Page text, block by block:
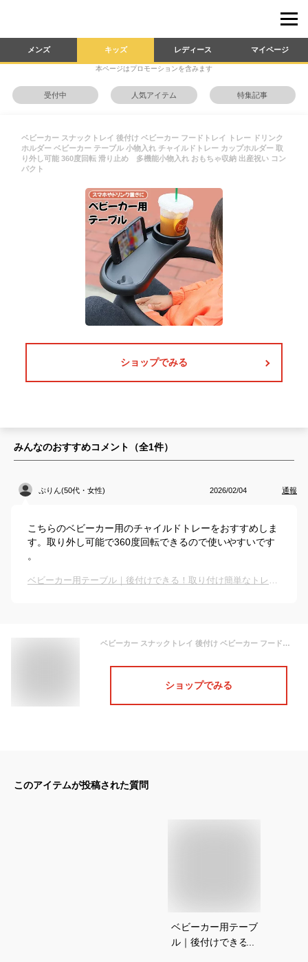
メンズ キッズ レディース マイページ
本ページはプロモーションを含みます
受付中 人気アイテム 特集記事
ベビーカー スナックトレイ 後付け ベビーカー フードトレイ トレー ドリンク
ホルダー ベビーカー テーブル 小物入れ チャイルドトレー カップホルダー 取
り外し可能 360度回転 滑り止め 多機能小物入れ おもちゃ収納 出産祝い コン
パクト
ショップでみる
みんなのおすすめコメント（全1件）
ぷりん(50代・女性) 2026/02/04 通報
こちらのベビーカー用のチャイルドトレーをおすすめしま
す。取り外し可能で360度回転できるので使いやすいです
。
ベビーカー用テーブル｜後付けできる！取り付け簡単なトレイのおすすめは？
ベビーカー スナックトレイ 後付け ベビーカー フードトレイ トレー ドリンクホルダー ベビーカー テーブル 小物入れ チャイルドトレー カップホルダー 取り外し可能 360度回転 滑り止め 多機能小物入れ おもちゃ収納 出産祝い コンパクト
ショップでみる
このアイテムが投稿された質問
ベビーカー用テーブ
ル｜後付けできる！